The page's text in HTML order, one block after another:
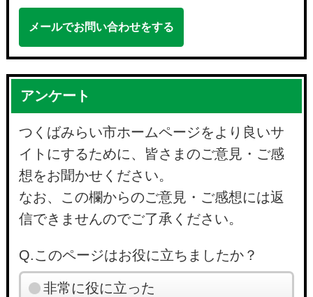
メールでお問い合わせをする
アンケート
つくばみらい市ホームページをより良いサ
イトにするために、皆さまのご意見・ご感
想をお聞かせください。
なお、この欄からのご意見・ご感想には返
信できませんのでご了承ください。
Q.このページはお役に立ちましたか？
非常に役に立った